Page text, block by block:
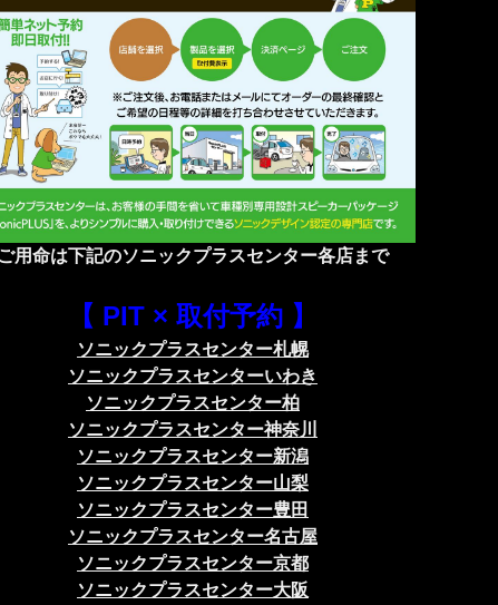
用命は下記のソニックプラスセンター各店まで
【 PIT × 取付予約 】
ソニックプラスセンター札幌
ソニックプラスセンターいわき
ソニックプラスセンター柏
ソニックプラスセンター神奈川
ソニックプラスセンター新潟
ソニックプラスセンター山梨
ソニックプラスセンター豊田
ソニックプラスセンター名古屋
ソニックプラスセンター京都
ソニックプラスセンター大阪